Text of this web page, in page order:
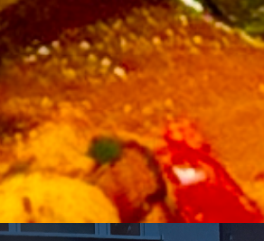
to give you the best
Read ourcookie policy
VERSTANDEN!